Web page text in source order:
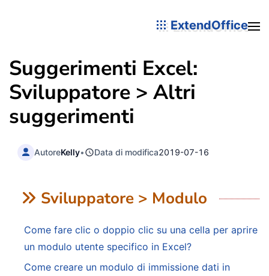
ExtendOffice
Suggerimenti Excel:
Sviluppatore > Altri
suggerimenti
AutoreKelly• Data di modifica2019-07-16
Sviluppatore > Modulo
Come fare clic o doppio clic su una cella per aprire
un modulo utente specifico in Excel?
Come creare un modulo di immissione dati in